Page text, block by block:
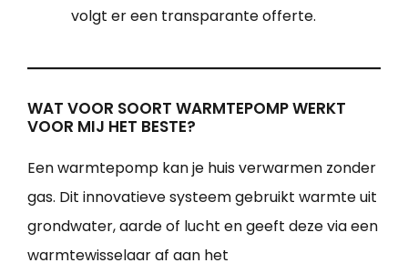
volgt er een transparante offerte.
WAT VOOR SOORT WARMTEPOMP WERKT
VOOR MIJ HET BESTE?
Een warmtepomp kan je huis verwarmen zonder
gas. Dit innovatieve systeem gebruikt warmte uit
grondwater, aarde of lucht en geeft deze via een
warmtewisselaar af aan het